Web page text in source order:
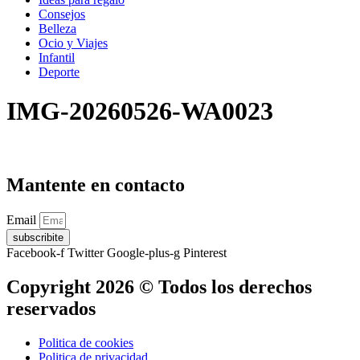
Consejos
Belleza
Ocio y Viajes
Infantil
Deporte
IMG-20260526-WA0023
Mantente en contacto
Email
subscribite
Facebook-f Twitter Google-plus-g Pinterest
Copyright 2026 © Todos los derechos
reservados
Politica de cookies
Politica de privacidad